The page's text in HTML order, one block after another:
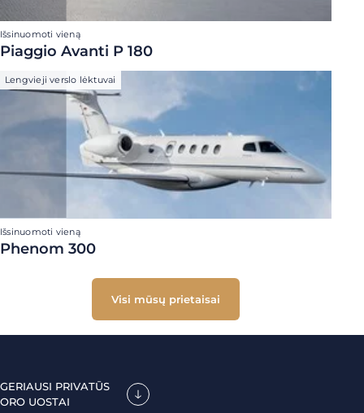
Išsinuomoti vieną
Piaggio Avanti P 180
Lengvieji verslo lėktuvai
Išsinuomoti vieną
Phenom 300
Visi mūsų prietaisai
GERIAUSI PRIVATŪS
ORO UOSTAI